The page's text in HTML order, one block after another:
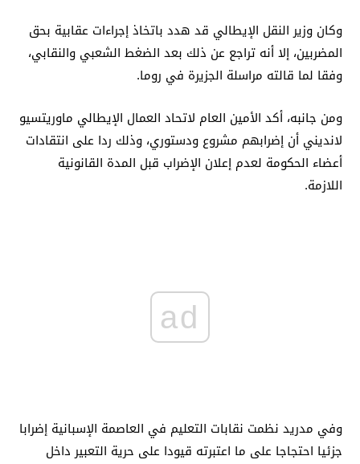
وكان وزير النقل الإيطالي قد هدد باتخاذ إجراءات عقابية بحق
المضربين، إلا أنه تراجع عن ذلك بعد الضغط الشعبي والنقابي،
وفقا لما قالته مراسلة الجزيرة في روما.
ومن جانبه، أكد الأمين العام لاتحاد العمال الإيطالي ماوريتسيو
لانديني أن إضرابهم مشروع ودستوري، وذلك ردا على انتقادات
أعضاء الحكومة لعدم إعلان الإضراب قبل المدة القانونية
اللازمة.
ad
وفي مدريد نظمت نقابات التعليم في العاصمة الإسبانية إضرابا
جزئيا احتجاجا على ما اعتبرته قيودا على حرية التعبير داخل